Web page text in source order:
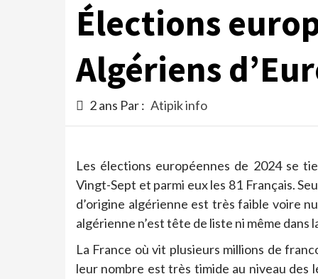
Élections
Algériens
2 ans Par : Atipik info
Les élections européennes de 2024 se
Vingt-Sept et parmi eux les 81 Français.
d’origine algérienne est très faible voire
algérienne n’est tête de liste ni même dans
La France où vit plusieurs millions de
leur nombre est très timide au niveau des